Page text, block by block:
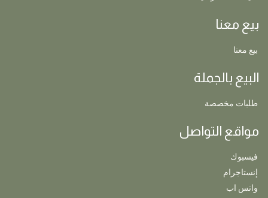
بيع معنا
بيع معنا
البيع بالجملة
طلبات مخصصة
مواقع التواصل
فيسبوك
إنستاجرام
واتس اب